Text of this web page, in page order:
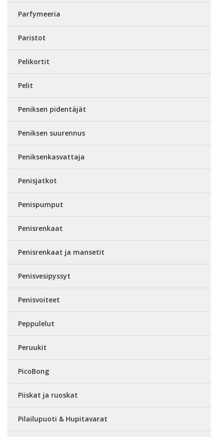
Parfymeeria
Paristot
Pelikortit
Pelit
Peniksen pidentäjät
Peniksen suurennus
Peniksenkasvattaja
Penisjatkot
Penispumput
Penisrenkaat
Penisrenkaat ja mansetit
Penisvesipyssyt
Penisvoiteet
Peppulelut
Peruukit
PicoBong
Piiskat ja ruoskat
Pilailupuoti & Hupitavarat